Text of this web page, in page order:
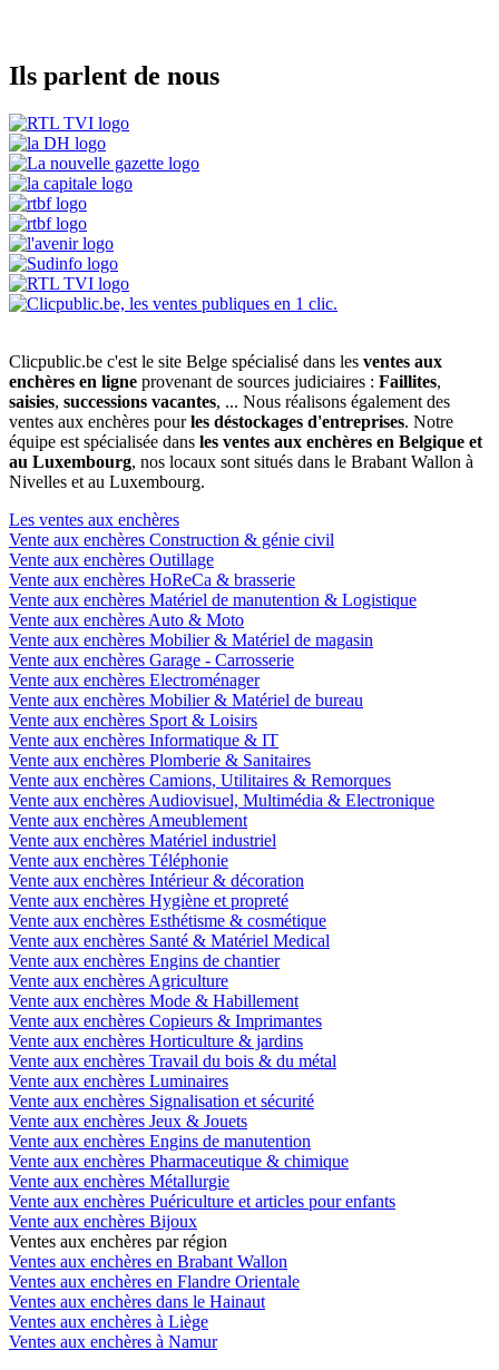
Ils parlent de nous
Clicpublic.be c'est le site Belge spécialisé dans les ventes aux
enchères en ligne provenant de sources judiciaires : Faillites,
saisies, successions vacantes, ... Nous réalisons également des
ventes aux enchères pourles déstockages d'entreprises. Notre
équipe est spécialisée dans les ventes aux enchères en Belgique et
au Luxembourg, nos locaux sont situés dans le Brabant Wallon à
Nivelles et au Luxembourg.
Les ventes aux enchères
Vente aux enchères Construction & génie civil
Vente aux enchères Outillage
Vente aux enchères HoReCa & brasserie
Vente aux enchères Matériel de manutention & Logistique
Vente aux enchères Auto & Moto
Vente aux enchères Mobilier & Matériel de magasin
Vente aux enchères Garage - Carrosserie
Vente aux enchères Electroménager
Vente aux enchères Mobilier & Matériel de bureau
Vente aux enchères Sport & Loisirs
Vente aux enchères Informatique & IT
Vente aux enchères Plomberie & Sanitaires
Vente aux enchères Camions, Utilitaires & Remorques
Vente aux enchères Audiovisuel, Multimédia & Electronique
Vente aux enchères Ameublement
Vente aux enchères Matériel industriel
Vente aux enchères Téléphonie
Vente aux enchères Intérieur & décoration
Vente aux enchères Hygiène et propreté
Vente aux enchères Esthétisme & cosmétique
Vente aux enchères Santé & Matériel Medical
Vente aux enchères Engins de chantier
Vente aux enchères Agriculture
Vente aux enchères Mode & Habillement
Vente aux enchères Copieurs & Imprimantes
Vente aux enchères Horticulture & jardins
Vente aux enchères Travail du bois & du métal
Vente aux enchères Luminaires
Vente aux enchères Signalisation et sécurité
Vente aux enchères Jeux & Jouets
Vente aux enchères Engins de manutention
Vente aux enchères Pharmaceutique & chimique
Vente aux enchères Métallurgie
Vente aux enchères Puériculture et articles pour enfants
Vente aux enchères Bijoux
Ventes aux enchères par région
Ventes aux enchères en Brabant Wallon
Ventes aux enchères en Flandre Orientale
Ventes aux enchères dans le Hainaut
Ventes aux enchères à Liège
Ventes aux enchères à Namur